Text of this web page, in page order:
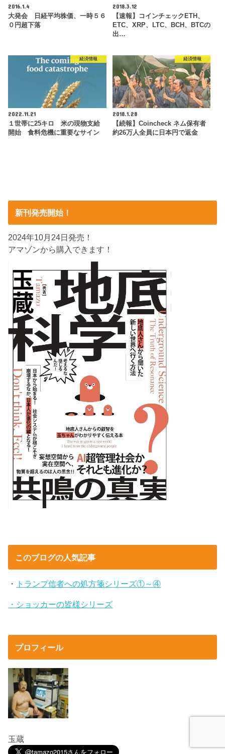
2016.1.4
大発会 日経平均株価、一時５６
０円超下落
2018.3.12
【速報】コインチェックETH、
ETC、XRP、LTC、BCH、BTCの
出…
経済情報
2022.11.21
１世帯に25キロ 米の現物支給
開始 食料危機に重要なサイン
経済情報
2018.1.28
【続報】Coincheck ネム保有者
約26万人全員に日本円で返金
新刊発売開始！
2024年10月24日発売！
アマゾンから購入できます！
このブログの人気記事
・ トランプ信者への処方箋シリーズ①～④
・ショッカーの皆様シリーズ
プロフィール
玉蔵